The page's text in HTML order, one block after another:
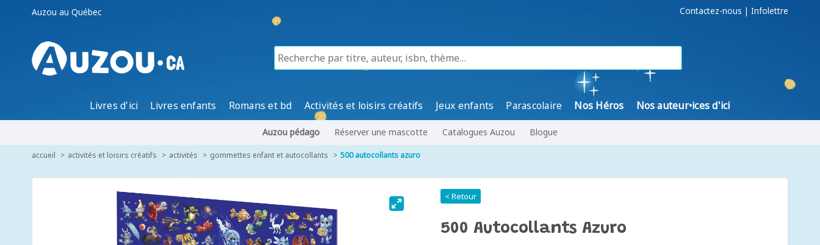
Auzou au Québec Contactez-nous | Infolettre
Livres d'ici Livres enfants Romans et bd Activités et loisirs créatifs Jeux enfants Parascolaire Nos Héros Nos auteur•ices d'ici
Auzou pédago Réserver une mascotte Catalogues Auzou Blogue
accueil activités et loisirs créatifs activités gommettes enfant et autocollants 500 autocollants azuro
< Retour
500 Autocollants Azuro